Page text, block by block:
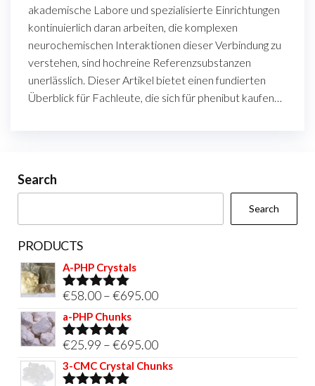
akademische Labore und spezialisierte Einrichtungen
kontinuierlich daran arbeiten, die komplexen
neurochemischen Interaktionen dieser Verbindung zu
verstehen, sind hochreine Referenzsubstanzen
unerlässlich. Dieser Artikel bietet einen fundierten
Überblick für Fachleute, die sich für phenibut kaufen…
Search
Search
PRODUCTS
A-PHP Crystals
Rated5.00
out of 5
€58.00–€695.00Price
€695.00
a-PHP Chunks
Rated5.00
out of 5
€25.99 –€695.00Price
range:
3-CMC Crystal Chunks